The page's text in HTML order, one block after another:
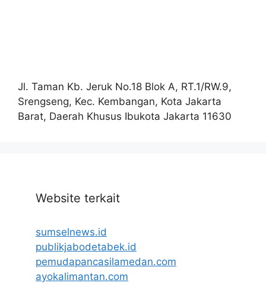
Jl. Taman Kb. Jeruk No.18 Blok A, RT.1/RW.9,
Srengseng, Kec. Kembangan, Kota Jakarta
Barat, Daerah Khusus Ibukota Jakarta 11630
Website terkait
sumselnews.id
publikjabodetabek.id
pemudapancasilamedan.com
ayokalimantan.com